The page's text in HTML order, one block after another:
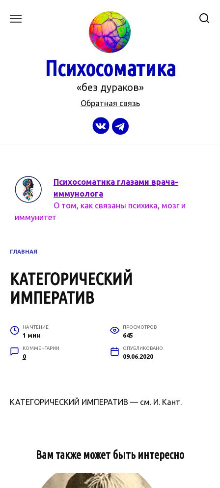
Психосоматика
«без дураков»
Обратная связь
Психосоматика глазами врача-
иммунолога
О том, как связаны психика, мозг и
иммунитет
ГЛАВНАЯ
КАТЕГОРИЧЕСКИЙ
ИМПЕРАТИВ
НА ЧТЕНИЕ
1 мин
ПРОСМОТРОВ
645
КОММЕНТАРИИ
0
ОПУБЛИКОВАНО
09.06.2020
КАТЕГОРИЧЕСКИЙ ИМПЕРАТИВ — см. И. Кант.
Вам также может быть интересно